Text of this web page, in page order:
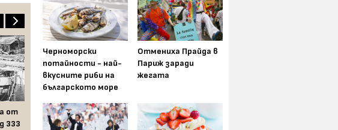
от
333
Черноморски
потайности - най-
вкусните риби на
българското море
Отмениха Прайда в
Париж заради
жегата